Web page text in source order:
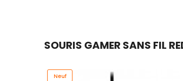
SOURIS GAMER SANS FIL
Neuf